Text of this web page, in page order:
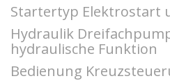
Startertyp Elektrostart
Hydraulik
hydraulische Funktion
Bedienung